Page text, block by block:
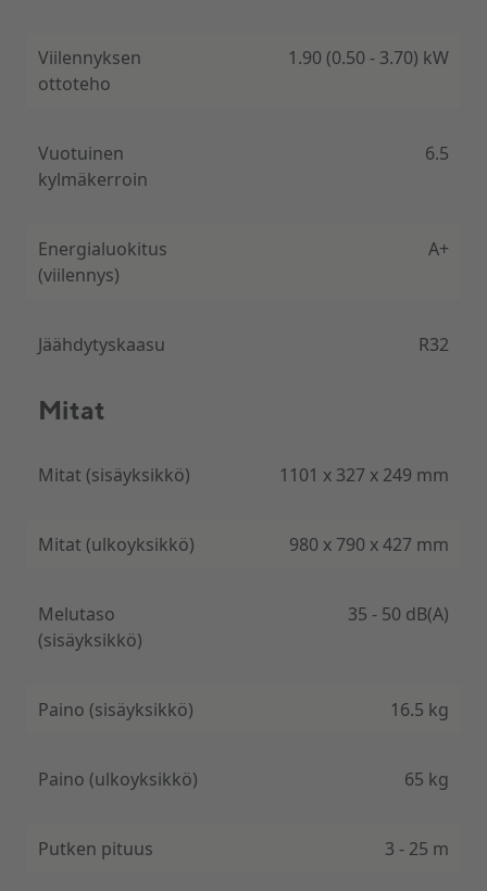
Viilennyksen
ottoteho
1.90 (0.50 - 3.70) kW
Vuotuinen
kylmäkerroin
6.5
Energialuokitus
(viilennys)
A+
Jäähdytyskaasu R32
Mitat
Mitat (sisäyksikkö) 1101 x 327 x 249 mm
Mitat (ulkoyksikkö) 980 x 790 x 427 mm
Melutaso
(sisäyksikkö)
35 - 50 dB(A)
Paino (sisäyksikkö) 16.5 kg
Paino (ulkoyksikkö) 65 kg
Putken pituus 3 - 25 m